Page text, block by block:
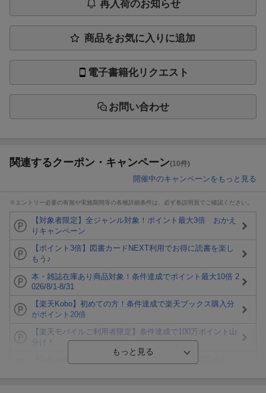
再入荷のお知らせ
商品をお気に入りに追加
電子書籍化リクエスト
お問い合わせ
関連するクーポン・キャンペーン(10件)
開催中のキャンペーンをもっと見る
※エントリー必要の有無や実施期間等の各種詳細条件は、必ず各説明頁でご確認ください。
【対象者限定】全ジャンル対象！ポイント最大3倍 おかえ
りキャンペーン
【ポイント3倍】図書カードNEXT利用でお得に読書を楽し
もう♪
本・雑誌在庫あり商品対象！条件達成でポイント最大10倍 2
026/8/1-8/31
【楽天Kobo】初めての方！条件達成で楽天ブックス購入分
がポイント20倍
【楽天モバイルご利用者限定】条件達成で100万ポイント山
分け！